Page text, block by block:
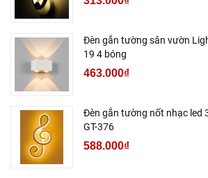
Đèn gắn tường sân vườn
19 4 bóng
463.000₫
Đèn gắn tường nốt nhạc led
GT-376
588.000₫